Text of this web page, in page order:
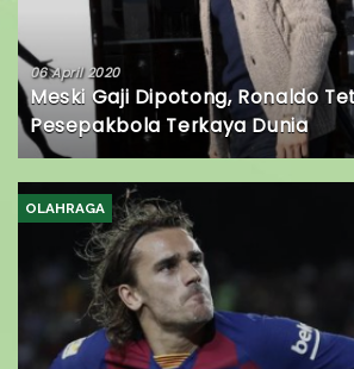
06 April 2020
Meski Gaji Dipotong, Ronaldo
Pesepakbola Terkaya Dunia
OLAHRAGA